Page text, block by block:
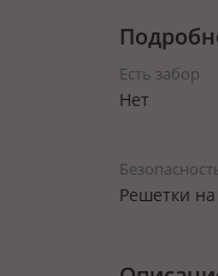
Есть забор
Нет
Решетки